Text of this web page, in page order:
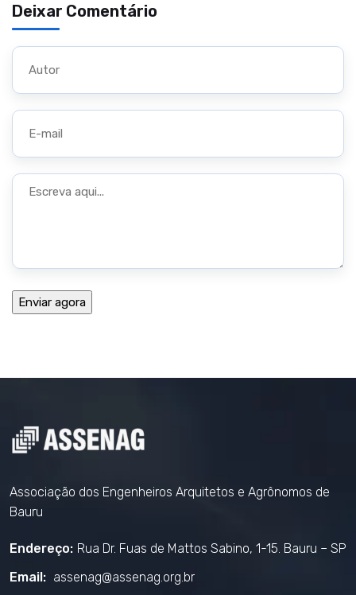
Deixar Comentário
Associação dos Engenheiros Arquitetos e Agrônomos de
Bauru
Endereço: Rua Dr. Fuas de Mattos Sabino, 1-15. Bauru – SP
Email: assenag@assenag.org.br